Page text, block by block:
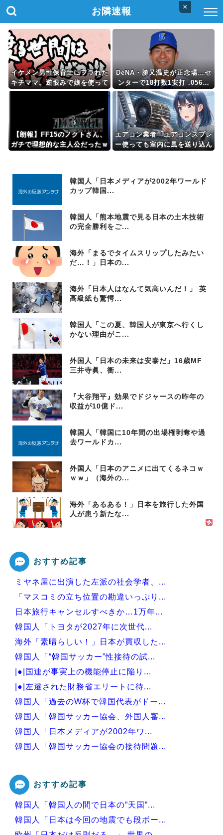
×
お隣速報
イケメン男性保育士にフラれた
キチママ。逆恨みで娘を使って
狂言した結果、保育所が閉鎖に
DeNA・勝又温史が正念場…セ
ンターで18打数1安打 .056…
相川監督「冷静になって、打席
に立って欲しい」
【朗報】FF15のノクトさん、
ガチで理想的な主人公だったｗ
エアコン業者「エアコンスプレ
ー使っても室内に風を送り込ん
韓国人「日本メディアが2002年ワールド
カップ韓国...
韓国人「熊本地震で見る日本の土木技術
の完全勝利をご...
海外「まるでタイムスリップしたみたい
だ…！」日本の...
海外「日本人はなんて気高いんだ！」 英
高級紙も驚愕...
韓国人「この夏、韓国人が東京へ行くし
かない理由がこ...
外国人「日本の未来は安泰だ」16歳MF
三井寺眞、衝...
『大谷翔平』効果でドジャースの昨年の
収益が10億ド...
韓国人「韓国に10年間の出場権剥奪や過
去ワールドカ...
外国人「日本のアニメに出てくるネコｗ
ｗｗ」（海外の...
海外「あるある！」日本を旅行した外国
人が患う新たな...
おすすめ記事
ミヤネ屋に出演した左派の社会学者、...
「マスコミの立ち位置の勘違いっぷり...
日本旅行キャンセルすべきか…1万年...
韓国人「トヨタが2027年に次世代...
海外「素晴らしい！」日本が買収した...
韓国人「“韓国サッカー”性接待の試...
|●|国連が事実上の機能停止に陥り...
|●|左遷された財務省エリートに待...
韓国人「過去のW杯で韓国代表がドー...
韓国人「韓国サッカー協会、外国人審...
韓国人「日本メディアが2002年ワ...
韓国人「韓国サッカー協会の接待問題...
Powered by livedoor 相互RSS
おすすめ記事
韓国人「韓国人の間で日本の”天国”...
韓国人「日本は今回の地震でも段ボー...